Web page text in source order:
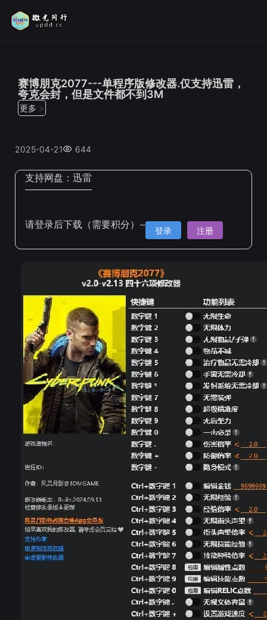
赛博朋克2077---单程序版修改器.仅支持迅雷，
夸克会封，但是文件都不到3M
更多 >
2025-04-21 644
支持网盘： 迅雷
请登录后下载（需要积分）~ 登录 注册